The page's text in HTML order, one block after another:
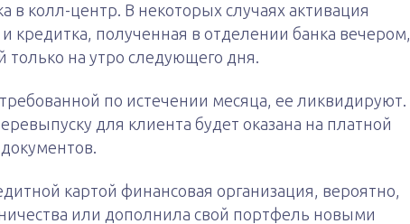
в колл-центр. В некоторых случаях активация
кредитка, полученная в отделении банка вечером,
только на утро следующего дня.
по истечении месяца, ее ликвидируют.
для клиента будет оказана на платной
картой финансовая организация, вероятно,
или дополнила свой портфель новыми